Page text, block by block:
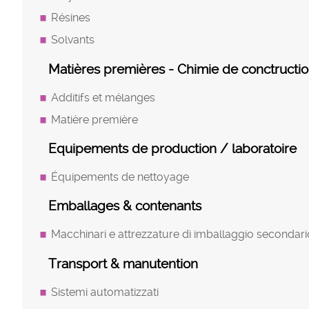
Résines
Solvants
Matières premières - Chimie de
Additifs et mélanges
Matière première
Equipements de production / laboratoire
Équipements de nettoyage
Emballages & contenants
Macchinari e attrezzature di imballaggio
Transport & manutention
Sistemi automatizzati